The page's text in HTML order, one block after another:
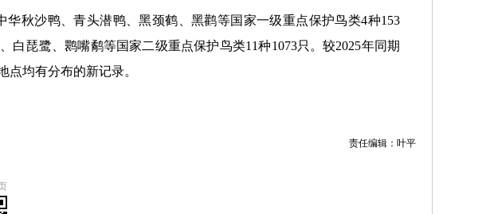
秋沙鸭、青头潜鸭、黑颈鹤、黑鹳等国家一级重点保护鸟类4种153
琵鹭、鹮嘴鹬等国家二级重点保护鸟类11种1073只。较2025年同期
点均有分布的新记录。
责任编辑：叶平